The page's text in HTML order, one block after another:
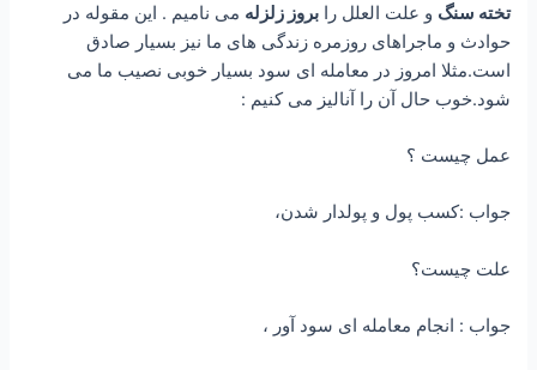
تخته سنگ و علت العلل رابروز زلزله می نامیم . این مقوله در
حوادث و ماجراهای روزمره زندگی های ما نیز بسیار صادق
است.مثلا امروز در معامله ای سود بسیار خوبی نصیب ما می
شود.خوب حال آن را آنالیز می کنیم :
عمل چیست ؟
جواب :کسب پول و پولدار شدن،
علت چیست؟
جواب : انجام معامله ای سود آور ،